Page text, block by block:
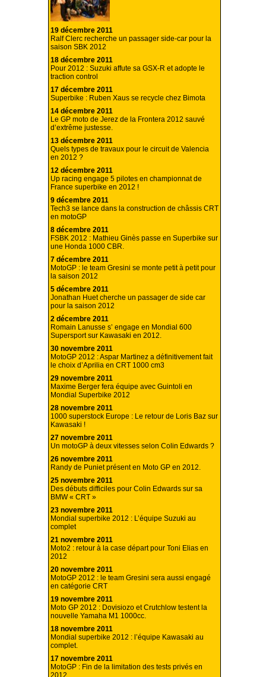
19 décembre 2011
Ralf Clerc recherche un passager side-car pour la
saison SBK 2012
18 décembre 2011
Pour 2012 : Suzuki affute sa GSX-R et adopte le
traction control
17 décembre 2011
Superbike : Ruben Xaus se recycle chez Bimota
14 décembre 2011
Le GP moto de Jerez de la Frontera 2012 sauvé
d’extrême justesse.
13 décembre 2011
Quels types de travaux pour le circuit de Valencia
en 2012 ?
12 décembre 2011
Up racing engage 5 pilotes en championnat de
France superbike en 2012 !
9 décembre 2011
Tech3 se lance dans la construction de châssis CRT
en motoGP
8 décembre 2011
FSBK 2012 : Mathieu Ginès passe en Superbike sur
une Honda 1000 CBR.
7 décembre 2011
MotoGP : le team Gresini se monte petit à petit pour
la saison 2012
5 décembre 2011
Jonathan Huet cherche un passager de side car
pour la saison 2012
2 décembre 2011
Romain Lanusse s’ engage en Mondial 600
Supersport sur Kawasaki en 2012.
30 novembre 2011
MotoGP 2012 : Aspar Martinez a définitivement fait
le choix d’Aprilia en CRT 1000 cm3
29 novembre 2011
Maxime Berger fera équipe avec Guintoli en
Mondial Superbike 2012
28 novembre 2011
1000 superstock Europe : Le retour de Loris Baz sur
Kawasaki !
27 novembre 2011
Un motoGP à deux vitesses selon Colin Edwards ?
26 novembre 2011
Randy de Puniet présent en Moto GP en 2012.
25 novembre 2011
Des débuts difficiles pour Colin Edwards sur sa
BMW « CRT »
23 novembre 2011
Mondial superbike 2012 : L’équipe Suzuki au
complet
21 novembre 2011
Moto2 : retour à la case départ pour Toni Elias en
2012
20 novembre 2011
MotoGP 2012 : le team Gresini sera aussi engagé
en catégorie CRT
19 novembre 2011
Moto GP 2012 : Dovisiozo et Crutchlow testent la
nouvelle Yamaha M1 1000cc.
18 novembre 2011
Mondial superbike 2012 : l’équipe Kawasaki au
complet.
17 novembre 2011
MotoGP : Fin de la limitation des tests privés en
2012